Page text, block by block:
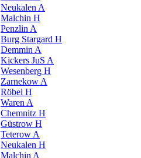
Neukalen A
Malchin H
Penzlin A
Burg Stargard H
Demmin A
Kickers JuS A
Wesenberg H
Zarnekow A
Röbel H
Waren A
Chemnitz H
Güstrow H
Teterow A
Neukalen H
Malchin A